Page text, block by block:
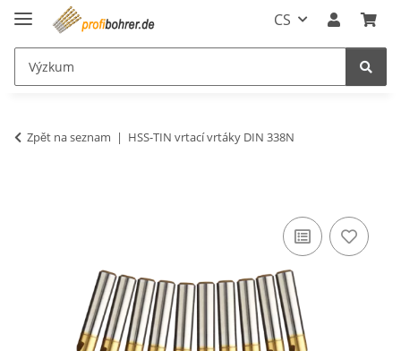
CS
Zpět na seznam HSS-TIN vrtací vrtáky DIN 338N